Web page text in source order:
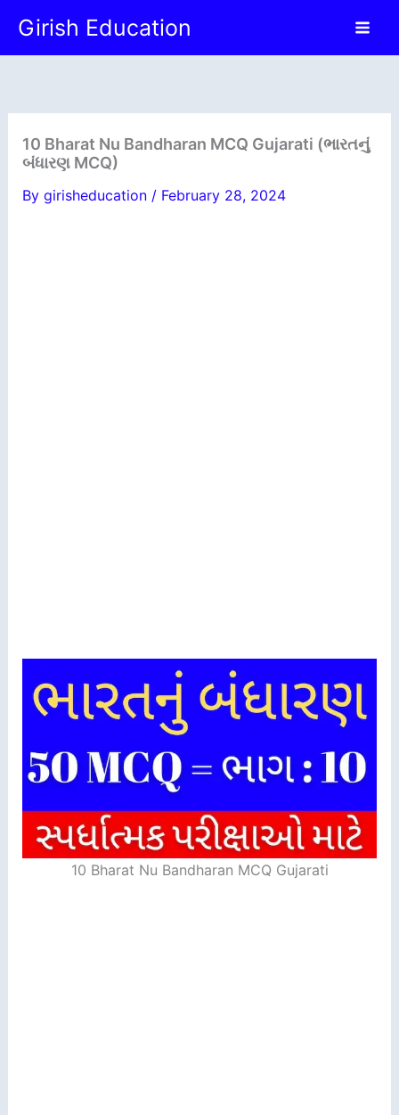
content
Girish Education
10 Bharat Nu Bandharan MCQ Gujarati (ભારતનું
બંધારણ MCQ)
By girisheducation / February 28, 2024
10 Bharat Nu Bandharan MCQ Gujarati